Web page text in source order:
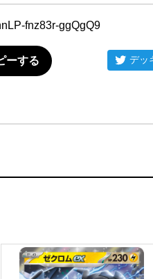
fnz83r-ggQgQ9
ーする デッ